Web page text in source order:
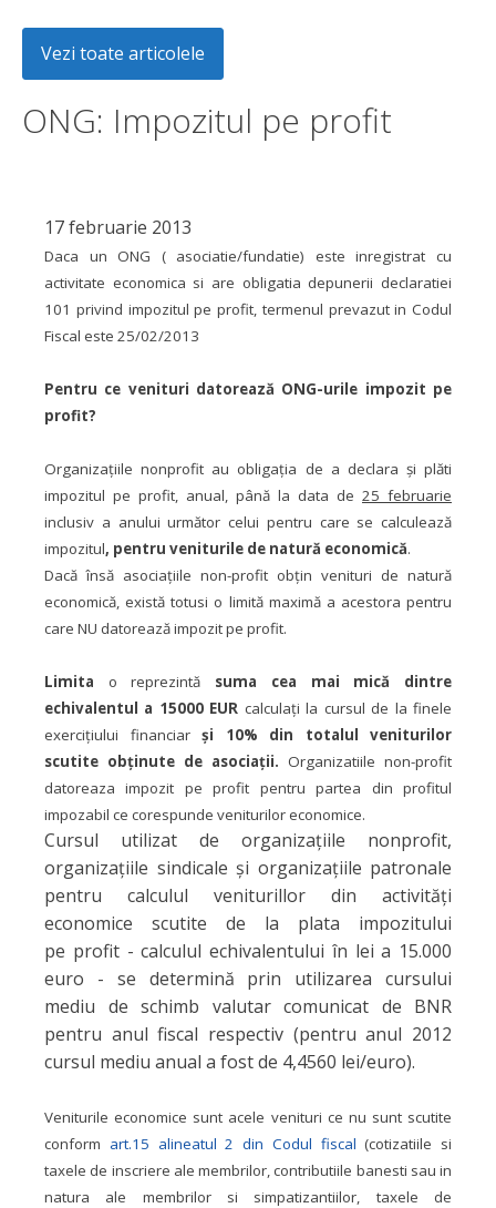
Vezi toate articolele
ONG: Impozitul pe profit
17 februarie 2013
Daca un ONG ( asociatie/fundatie) este inregistrat cu
activitate economica si are obligatia depunerii declaratiei
101 privind impozitul pe profit, termenul prevazut in Codul
Fiscal este 25/02/2013
Pentru ce venituri datorează ONG-urile impozit pe
profit?
Organizaţiile nonprofit au obligaţia de a declara şi plăti
impozitul pe profit, anual, până la data de 25 februarie
inclusiv a anului următor celui pentru care se calculează
impozitul, pentru veniturile de natură economică.
Dacă însă asociațiile non-profit obțin venituri de natură
economică, există totusi o limită maximă a acestora pentru
care NU datorează impozit pe profit.
Limita o reprezintă suma cea mai mică dintre
echivalentul a 15000 EUR calculați la cursul de la finele
exercițiului financiar și 10% din
totalul veniturilor
scutite obținute de asociații. Organizatiile non-profit
datoreaza impozit pe profit pentru partea din profitul
impozabil ce corespunde veniturilor economice.
Cursul utilizat de organizaţiile nonprofit,
organizaţiile sindicale şi organizaţiile patronale
pentru calculul veniturillor din activităţi
economice scutite de la plata impozitului
pe profit - calculul echivalentului în lei a 15.000
euro - se determină prin utilizarea cursului
mediu de schimb valutar comunicat de BNR
pentru anul fiscal respectiv (pentru anul 2012
cursul mediu anual a fost de 4,4560 lei/euro).
Veniturile economice sunt acele venituri ce nu sunt scutite
conform art.15 alineatul 2 din Codul fiscal (cotizatiile si
taxele de inscriere ale membrilor, contributiile banesti sau in
natura ale membrilor si simpatizantiilor, taxele de